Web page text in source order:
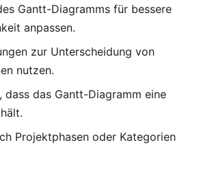
Gantt-Diagramms für bessere
anpassen.
zur Unterscheidung von
nutzen.
dass das Gantt-Diagramm eine
Projektphasen oder Kategorien